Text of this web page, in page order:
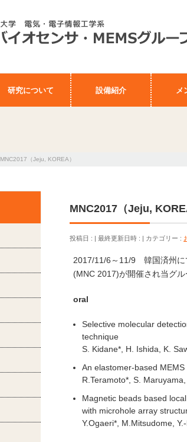
研究について 設備紹介 メ
MNC2017（Jeju, KOREA）
MNC2017（Jeju,
投稿日 : 最終更新日時 : カテゴリー :
2017/11/6～11/9 韓国済州に
(MNC 2017)が開催され当グル
oral
Selective molecular
technique
S. Kidane*, H. Ishida, K.
An elastomer-based
R.Teramoto*, S.
Magnetic beads based
with microhole array
Y.Ogaeri*, M.Mitsudome,